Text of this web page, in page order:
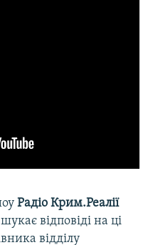
Радіо Крим.Реалії
шукає відповіді на ці
відділу